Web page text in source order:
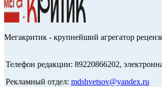
Мегакритик - крупнейший агрегатор
Телефон редакции: 89220866202,
Рекламный отдел: mdshvetsov@yandex.ru